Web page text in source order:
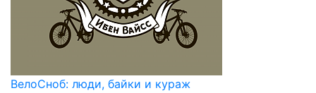
ВелоСноб: люди, байки и кураж